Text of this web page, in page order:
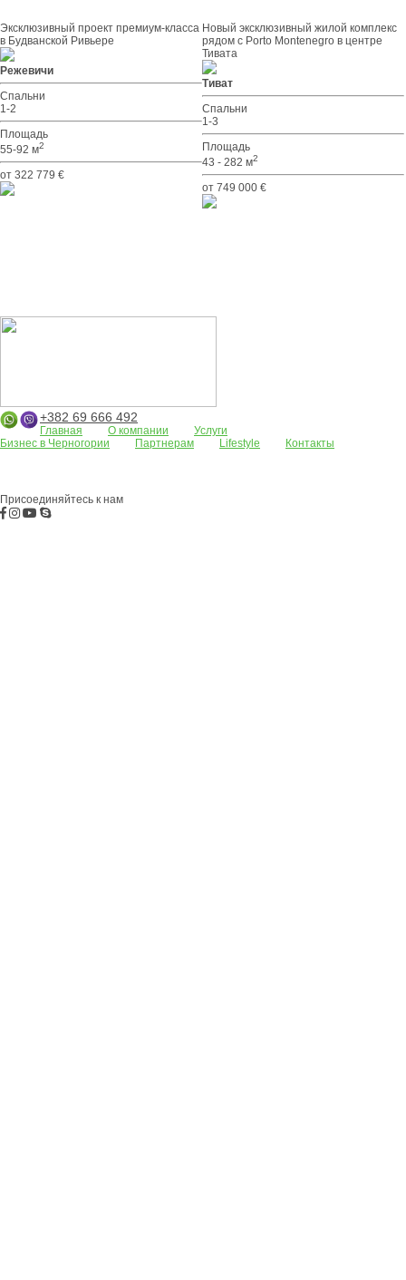
Эксклюзивный проект премиум-класса
в Будванской Ривьере
Режевичи
Спальни
1-2
Площадь
55-92 м2
от 322 779 €
Новый эксклюзивный жилой комплекс
рядом с Porto Montenegro в центре
Тивата
Тиват
Спальни
1-3
Площадь
43 - 282 м2
от 749 000 €
+382 69 666 492
Главная О компании
Услуги
Бизнес в Черногории
Партнерам Lifestyle Контакты
Присоединяйтесь к нам